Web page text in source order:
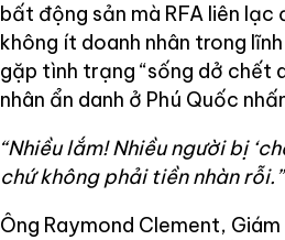
bất động sản mà RFA liên
không ít doanh nhân trong
gặp tình trạng “sống dở chết
nhân ẩn danh ở Phú Quốc
“Nhiều lắm! Nhiều người bị
chứ không phải tiền nhàn rỗi.”
Ông Raymond Clement,